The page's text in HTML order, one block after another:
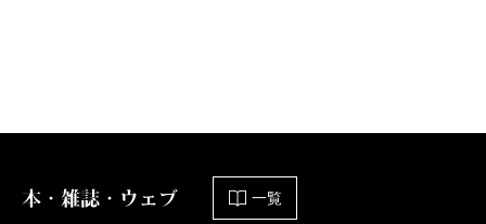
本・雑誌・ウェブ 一覧